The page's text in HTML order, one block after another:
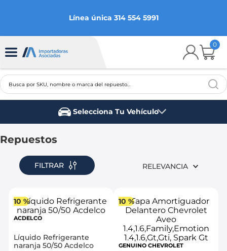
Línea única 314 554 5991
0
Busca por SKU, nombre o marca del repuesto...
2.
aveo
spark gt
ford fiesta
.
mazda 3
.
chevrolet sail
Selecciona Tu Vehículo
Repuestos
FILTRAR RELEVANCIA
10 %
ACDELCO
Líquido Refrigerante
naranja 50/50 Acdelco
10 %
GENUINO CHEVROLET